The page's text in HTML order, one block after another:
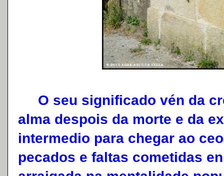
O seu significado vén da
alma despois da morte e da
intermedio para chegar ao
pecados e faltas cometidas